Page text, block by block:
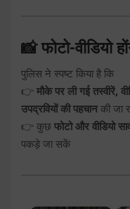
📸 फोटो-वीडियो
पुलिस ने स्पष्ट किया है कि
👉 मौके पर ली गई तस्वीरें,
उपद्रवियों की पहचान की जा
👉 कुछ फोटो और वीडियो
पकड़े जा सकें